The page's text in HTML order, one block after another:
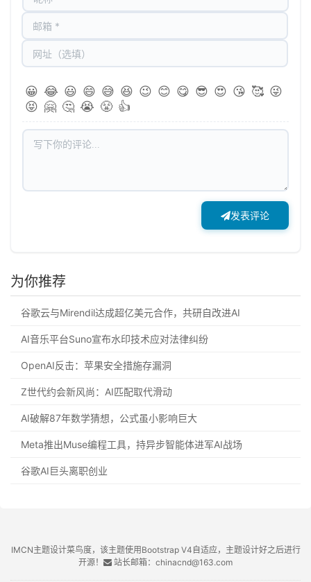
😀 😂 😃 😄 😅 😆 😉 😊 😋 😎 😍 😘 🥰 😜
😝 🤗 🤔 😭 😤 👍
发表评论
为你推荐
谷歌云与Mirendil达成超亿美元合作，共研自改进AI
AI音乐平台Suno宣布水印技术应对法律纠纷
OpenAI反击：苹果安全措施存漏洞
Z世代约会新风尚：AI匹配取代滑动
AI破解87年数学猜想，公式虽小影响巨大
Meta推出Muse编程工具，持异步智能体进军AI战场
谷歌AI巨头离职创业
IMCN主题设计菜鸟度，该主题使用Bootstrap V4自适应，主题设计好之后进行
开源！
站长邮箱：chinacnd@163.com